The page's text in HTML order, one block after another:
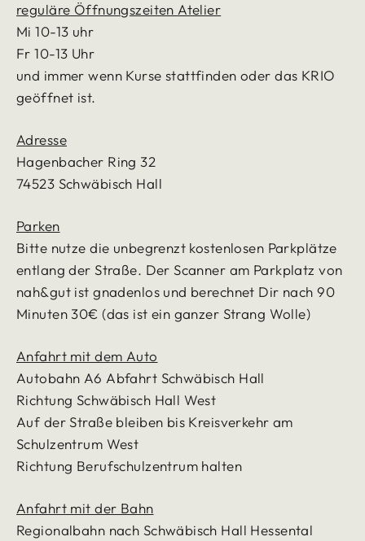
reguläre Öffnungszeiten Atelier
Mi 10-13 uhr
Fr 10-13 Uhr
und immer wenn Kurse stattfinden oder das KRIO
geöffnet ist.
Adresse
Hagenbacher Ring 32
74523 Schwäbisch Hall
Parken
Bitte nutze die unbegrenzt kostenlosen Parkplätze
entlang der Straße. Der Scanner am Parkplatz von
nah&gut ist gnadenlos und berechnet Dir nach 90
Minuten 30€ (das ist ein ganzer Strang Wolle)
Anfahrt mit dem Auto
Autobahn A6 Abfahrt Schwäbisch Hall
Richtung Schwäbisch Hall West
Auf der Straße bleiben bis Kreisverkehr am
Schulzentrum West
Richtung Berufschulzentrum halten
Anfahrt mit der Bahn
Regionalbahn nach Schwäbisch Hall Hessental